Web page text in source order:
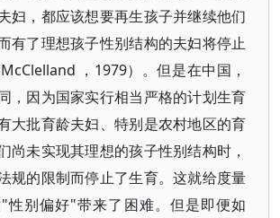
妇，都应该想要再生孩子并继续他们
有了理想孩子性别结构的夫妇将停止
，1979）。但是在中国，
，因为国家实行相当严格的计划生育
大批育龄夫妇、特别是农村地区的育
尚未实现其理想的孩子性别结构时，
规的限制而停止了生育。这就给度量
性别偏好"带来了困难。但是即便如